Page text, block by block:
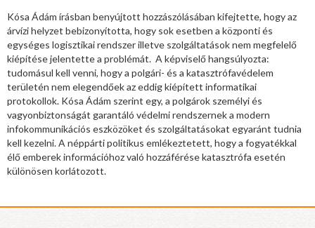
Kósa Ádám írásban benyújtott hozzászólásában kifejtette, hogy az
árvízi helyzet bebizonyította, hogy sok esetben a központi és
egységes logisztikai rendszer illetve szolgáltatások nem megfelelő
kiépítése jelentette a problémát. A képviselő hangsúlyozta:
tudomásul kell venni, hogy a polgári- és a katasztrófavédelem
területén nem elegendőek az eddig kiépített informatikai
protokollok. Kósa Ádám szerint egy, a polgárok személyi és
vagyonbiztonságát garantáló védelmi rendszernek a modern
infokommunikációs eszközöket és szolgáltatásokat egyaránt tudnia
kell kezelni. A néppárti politikus emlékeztetett, hogy a fogyatékkal
élő emberek információhoz való hozzáférése katasztrófa esetén
különösen korlátozott.